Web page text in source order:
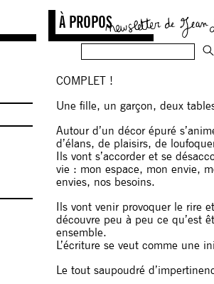
À PROPOS
COMPLET !
Une fille, un garçon, deux
Autour d’un décor épuré
d’élans, de plaisirs, de
Ils vont s’accorder et se
vie : mon espace, mon envie,
envies, nos besoins.
Ils vont venir provoquer le rire
découvre peu à peu ce qu’est
ensemble.
L’écriture se veut comme une
Le tout saupoudré